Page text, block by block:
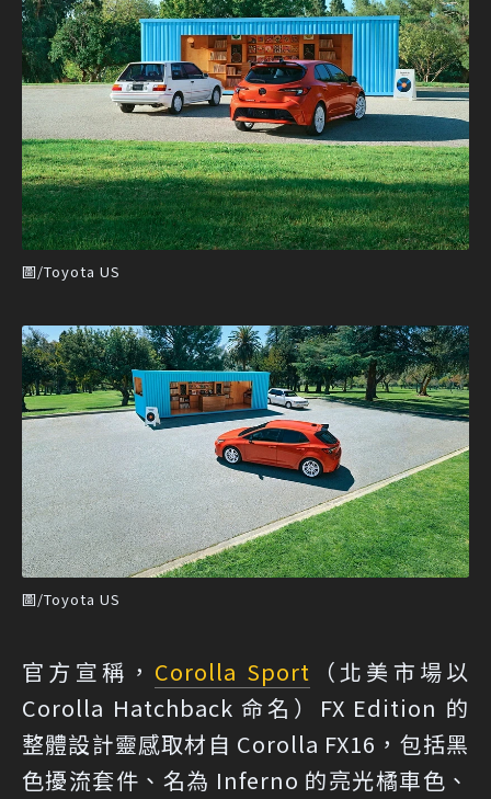
圖/Toyota US
圖/Toyota US
官方宣稱， Corolla Sport （北美市場以
Corolla Hatchback 命名）FX Edition 的
整體設計靈感取材自 Corolla FX16，包括黑
色擾流套件、名為 Inferno 的亮光橘車色、